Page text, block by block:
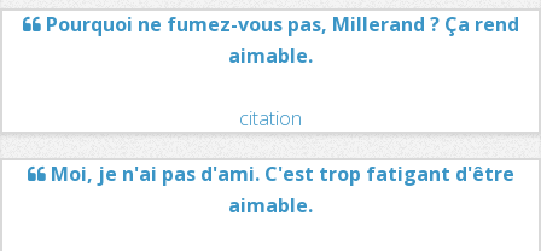
Pourquoi ne fumez-vous pas, Millerand ? Ça rend
aimable.
citation
Moi, je n'ai pas d'ami. C'est trop fatigant d'être
aimable.